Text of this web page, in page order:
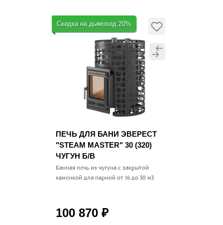
Скидка на дымоход 20%
ПЕЧЬ ДЛЯ БАНИ ЭВЕРЕСТ
"STEAM MASTER" 30 (320)
ЧУГУН Б/В
Банная печь из чугуна с закрытой
каменкой для парной от 16 до 30 м3
100 870 ₽